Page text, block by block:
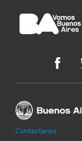
Contactanos